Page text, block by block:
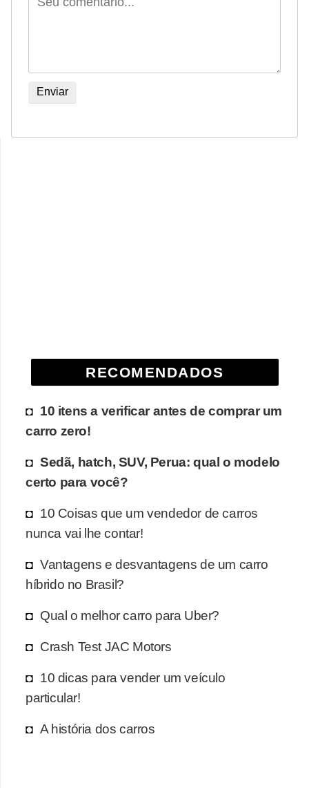
RECOMENDADOS
10 itens a verificar antes de comprar um
carro zero!
Sedã, hatch, SUV, Perua: qual o modelo
certo para você?
10 Coisas que um vendedor de carros
nunca vai lhe contar!
Vantagens e desvantagens de um carro
híbrido no Brasil?
Qual o melhor carro para Uber?
Crash Test JAC Motors
10 dicas para vender um veículo
particular!
A história dos carros